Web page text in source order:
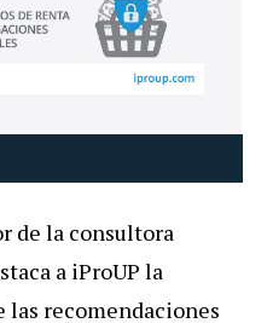
de la consultora
a iProUP la
las recomendaciones